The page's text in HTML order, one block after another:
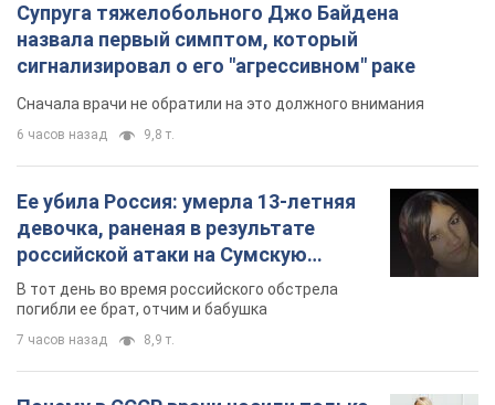
Супруга тяжелобольного Джо Байдена
назвала первый симптом, который
сигнализировал о его "агрессивном" раке
Сначала врачи не обратили на это должного внимания
6 часов назад 9,8 т.
Ее убила Россия: умерла 13-летняя
девочка, раненая в результате
российской атаки на Сумскую
область. Фото
В тот день во время российского обстрела
погибли ее брат, отчим и бабушка
7 часов назад 8,9 т.